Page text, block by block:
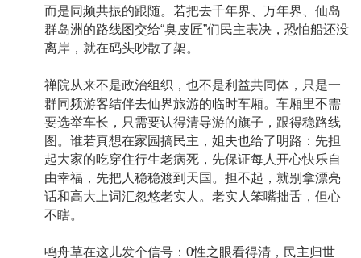
而是同频共振的跟随。若把去千年界、万年界、仙岛
群岛洲的路线图交给“臭皮匠”们民主表决，恐怕船还没
离岸，就在码头吵散了架。
禅院从来不是政治组织，也不是利益共同体，只是一
群同频游客结伴去仙界旅游的临时车厢。车厢里不需
要选举车长，只需要认得清导游的旗子，跟得稳路线
图。谁若真想在家园搞民主，姐夫也给了明路：先担
起大家的吃穿住行生老病死，先保证每人开心快乐自
由幸福，先把人稳稳渡到天国。担不起，就别拿漂亮
话和高大上词汇忽悠老实人。老实人笨嘴拙舌，但心
不瞎。
鸣舟草在这儿发个信号：0性之眼看得清，民主归世